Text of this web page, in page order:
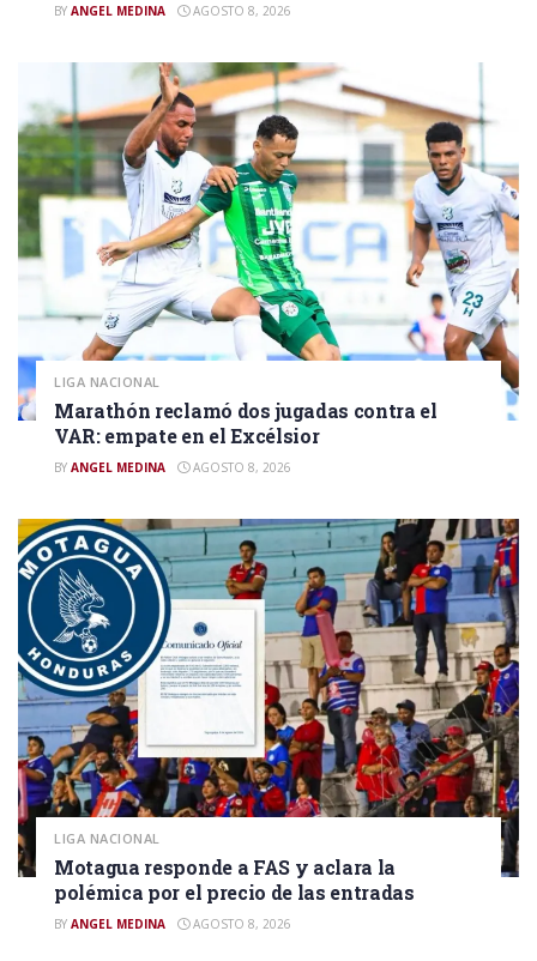
BY ANGEL MEDINA AGOSTO 8, 2026
LIGA NACIONAL
Marathón reclamó dos jugadas contra el
VAR: empate en el Excélsior
BY ANGEL MEDINA AGOSTO 8, 2026
LIGA NACIONAL
Motagua responde a FAS y aclara la
polémica por el precio de las entradas
BY ANGEL MEDINA AGOSTO 8, 2026